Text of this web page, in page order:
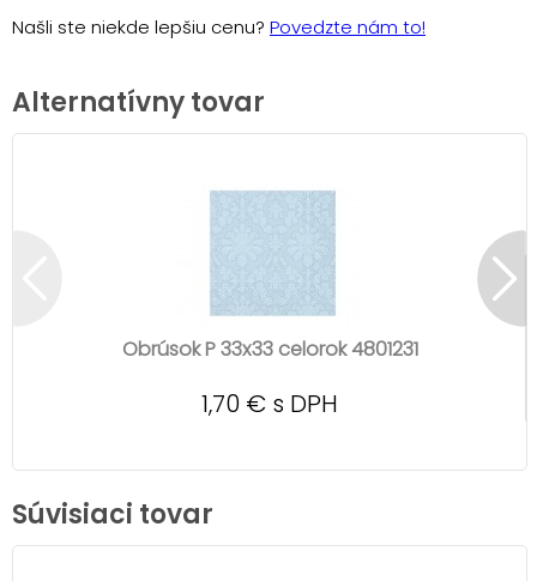
Našli ste niekde lepšiu cenu? Povedzte nám to!
Alternatívny tovar
Obrúsok P 33x33 celorok 4801231
1,70 € s DPH
Súvisiaci tovar